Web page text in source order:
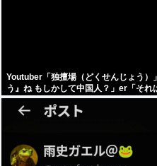
Youtuber「独擅場（どくせんじょう）
う』ね もしかして中国人？」er「それ